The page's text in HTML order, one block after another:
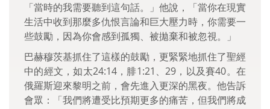
「當時的我需要聽到這句話。」他說，「當你在現實
生活中收到那麼多仇恨言論和巨大壓力時，你需要一
些鼓勵，因為你會感到孤獨、被拋棄和被忽視。」
巴赫穆茨基抓住了這樣的鼓勵，更緊緊地抓住了聖經
中的經文，如太24:14，腓1:21、29，以及賽40。在
俄羅斯迎來黎明之前，會先進入更深的黑夜。他告訴
會眾：「我們將遭受比預期更多的痛苦，但我們將成